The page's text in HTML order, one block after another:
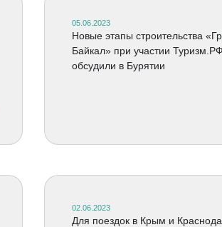
05.06.2023
Новые этапы строительства
Байкал» при участии Туризм.РФ
обсудили в Бурятии
02.06.2023
Для поездок в Крым и